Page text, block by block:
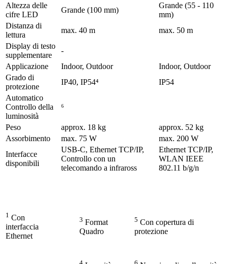
Altezza delle
cifre LED
Grande (100 mm)
Grande (55 - 110
mm)
Distanza di
lettura
max. 40 m
max. 50 m
Display di testo
supplementare
-
Applicazione
Indoor, Outdoor
Indoor, Outdoor
Grado di
protezione
IP40, IP54⁴
IP54
Automatico
Controllo della
luminosità
⁶
Peso approx. 18 kg
approx. 52 kg
Assorbimento
max. 75 W
max. 200 W
Interfacce
disponibili
USB-C, Ethernet TCP/IP,
Controllo con un
telecomando a infraross
Ethernet TCP/IP,
WLAN IEEE
802.11 b/g/n
1 Con
interfaccia
Ethernet
3 Format
Quadro
5 Con copertura di
protezione